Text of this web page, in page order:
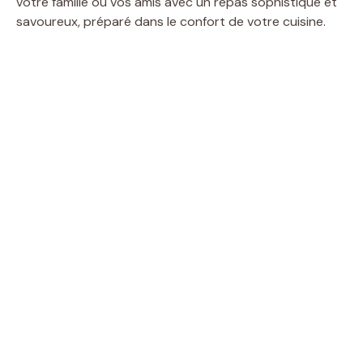
savoureux, préparé dans le confort de votre cuisine.